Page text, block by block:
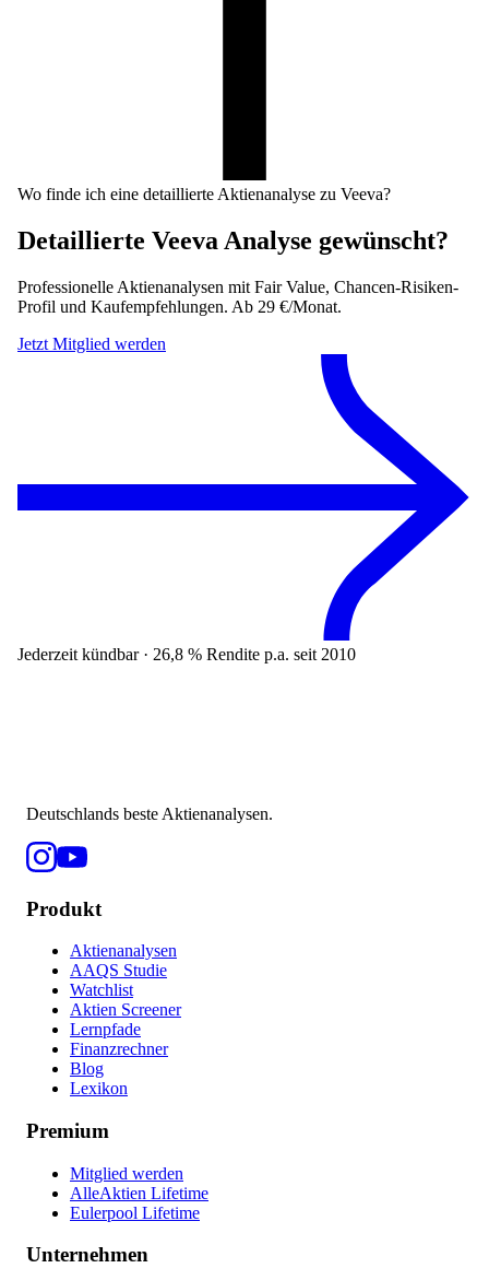
Wo finde ich eine detaillierte Aktienanalyse zu Veeva?
Detaillierte VeevaAnalyse gewünscht?
Professionelle Aktienanalysen mit Fair Value, Chancen-Risiken-
Profil und Kaufempfehlungen. Ab 29 €/Monat.
Jetzt Mitglied werden
Jederzeit kündbar · 26,8 % Rendite p.a. seit 2010
Deutschlands beste Aktienanalysen.
Produkt
Aktienanalysen
AAQS Studie
Watchlist
Aktien Screener
Lernpfade
Finanzrechner
Blog
Lexikon
Premium
Mitglied werden
AlleAktien Lifetime
Eulerpool Lifetime
Unternehmen